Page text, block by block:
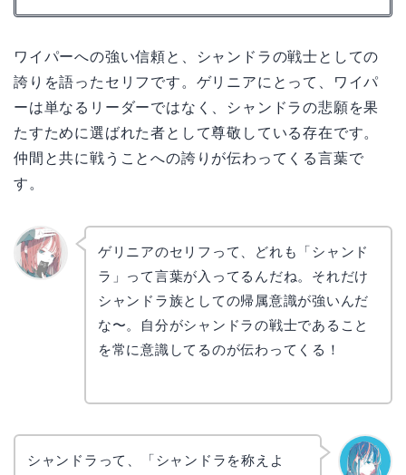
ワイパーへの強い信頼と、シャンドラの戦士としての
誇りを語ったセリフです。ゲリニアにとって、ワイパ
ーは単なるリーダーではなく、シャンドラの悲願を果
たすために選ばれた者として尊敬している存在です。
仲間と共に戦うことへの誇りが伝わってくる言葉で
す。
ゲリニアのセリフって、どれも「シャンド
ラ」って言葉が入ってるんだね。それだけ
シャンドラ族としての帰属意識が強いんだ
な〜。自分がシャンドラの戦士であること
を常に意識してるのが伝わってくる！
シャンドラって、「シャンドラを称えよ